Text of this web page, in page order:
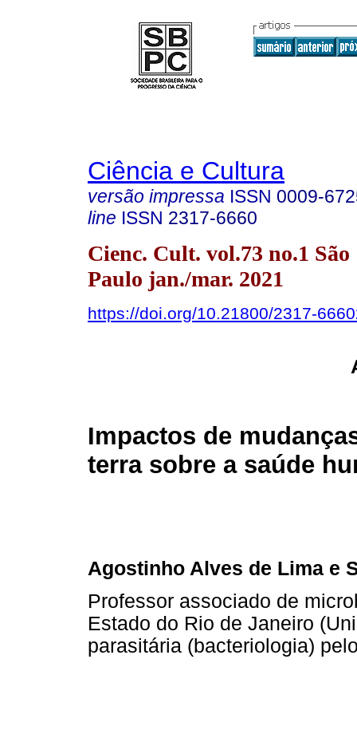
Ciência e Cultura
versão impressa ISSN 0009-
line ISSN 2317-6660
Cienc. Cult. vol.73 no.1 São
Paulo jan./mar. 2021
https://doi.org/10.21800/2317-
Impactos de
terra sobre a saúde
Agostinho Alves de Lima e
Professor associado de
Estado do Rio de Janeiro
parasitária (bacteriologia)